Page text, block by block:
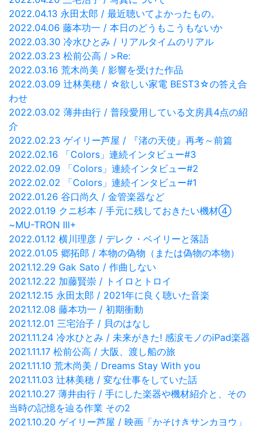
2022.04.13 永田太郎 / 最近聴いてよかったもの。
2022.04.06 藤本功一 / 本日のどうもこうもないか
2022.03.30 冷水ひとみ / リアルタイムのリアル
2022.03.23 松前公高 / >Re:
2022.03.16 荒木尚美 / 影響を受けた作品
2022.03.09 辻林美穂 / ☆欲しい家電 BEST3☆の答え合
わせ
2022.03.02 薄井由行 / 普段愛用している文房具4点の紹
介
2022.02.23 ゲイリー芦屋 / 『渚の天使』再考～前篇
2022.02.16 「Colors」連続インタビュー#3
2022.02.09 「Colors」連続インタビュー#2
2022.02.02 「Colors」連続インタビュー#1
2022.01.26 谷口尚久 / 金管楽器など
2022.01.19 クニ杉本 / 手元に残しておきたい機材④
~MU-TRON III+
2022.01.12 横川理彦 / デレク・ベイリーと落語
2022.01.05 郷拓郎 / 本物の偽物（または偽物の本物）
2021.12.29 Gak Sato / 作曲しない
2021.12.22 加藤賢崇 / トイロとトロイ
2021.12.15 永田太郎 / 2021年に良く聴いた音楽
2021.12.08 藤本功一 / 初期衝動
2021.12.01 三宅治子 / 貝のはなし
2021.11.24 冷水ひとみ / 未来がきた! 感涙モノのiPad楽器
2021.11.17 松前公高 / 大阪、渡し船の旅
2021.11.10 荒木尚美 / Dreams Stay With you
2021.11.03 辻林美穂 / 変な仕事をしていた話
2021.10.27 薄井由行 / 手にした楽器や機材紹介と、その
当時の記憶を辿る作業 その2
2021.10.20 ゲイリー芦屋 / 映画「かそけきサンカヨウ」